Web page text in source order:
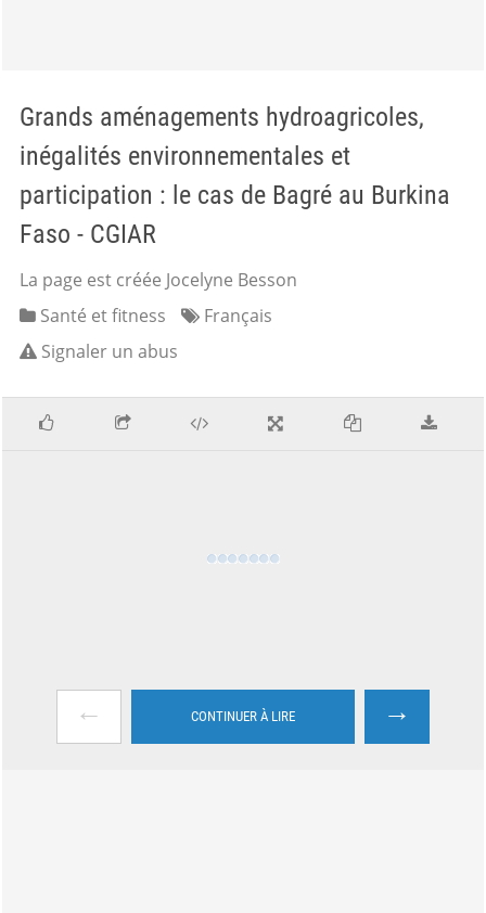
Grands aménagements hydroagricoles,
inégalités environnementales et
participation : le cas de Bagré au Burkina
Faso - CGIAR
La page est créée Jocelyne Besson
Santé et fitness
Français
Signaler un abus
← CONTINUER À LIRE →